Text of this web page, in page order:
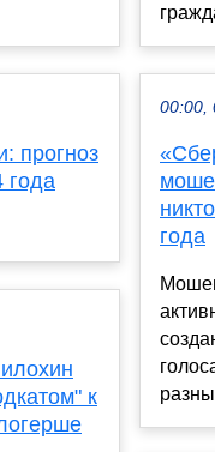
прогноз
года
к
00:00,
года